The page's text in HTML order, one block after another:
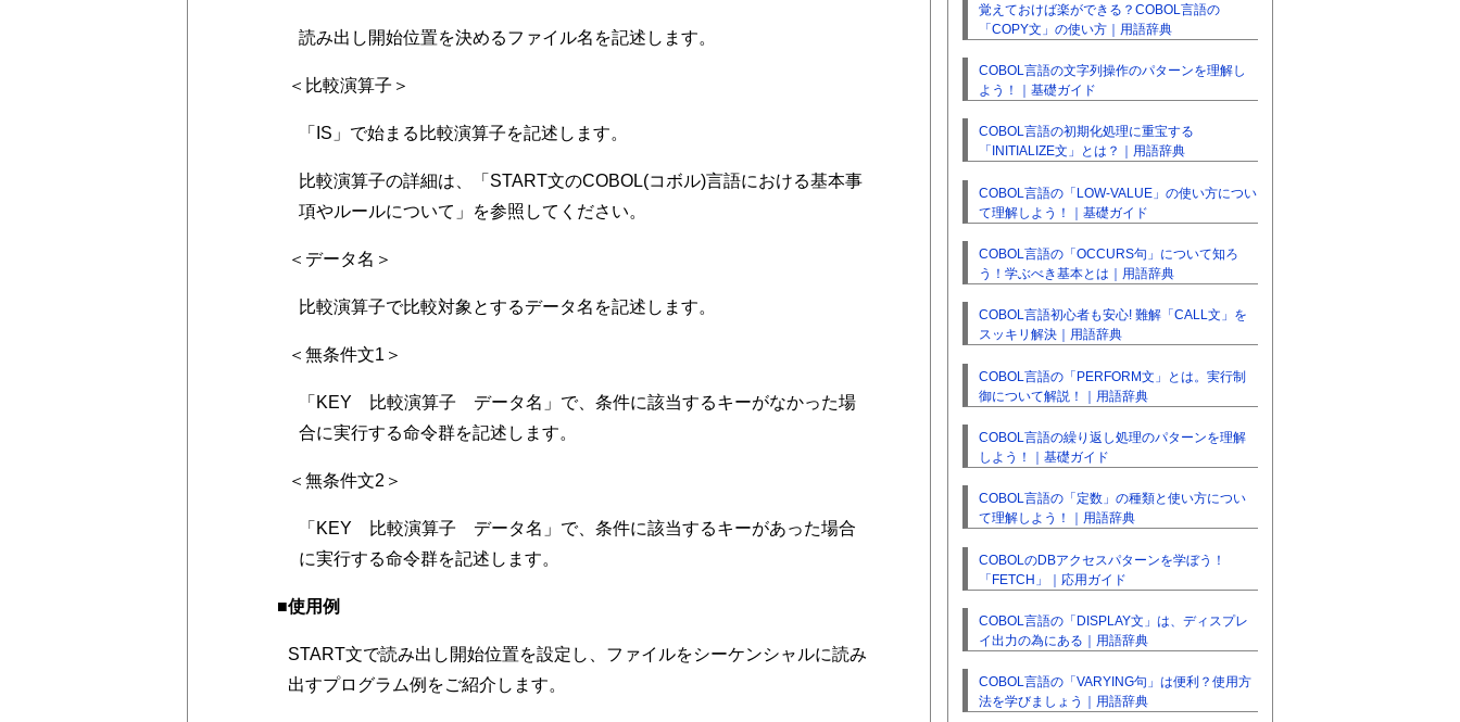
読み出し開始位置を決めるファイル名を記述します。
＜比較演算子＞
「IS」で始まる比較演算子を記述します。
比較演算子の詳細は、「START文のCOBOL(コボル)言語における基本事
項やルールについて」を参照してください。
＜データ名＞
比較演算子で比較対象とするデータ名を記述します。
＜無条件文1＞
「KEY 比較演算子 データ名」で、条件に該当するキーがなかった場
合に実行する命令群を記述します。
＜無条件文2＞
「KEY 比較演算子 データ名」で、条件に該当するキーがあった場合
に実行する命令群を記述します。
■使用例
START文で読み出し開始位置を設定し、ファイルをシーケンシャルに読み
出すプログラム例をご紹介します。
覚えておけば楽ができる？COBOL言語の
「COPY文」の使い方｜用語辞典
COBOL言語の文字列操作のパターンを理解し
よう！｜基礎ガイド
COBOL言語の初期化処理に重宝する
「INITIALIZE文」とは？｜用語辞典
COBOL言語の「LOW-VALUE」の使い方につい
て理解しよう！｜基礎ガイド
COBOL言語の「OCCURS句」について知ろ
う！学ぶべき基本とは｜用語辞典
COBOL言語初心者も安心! 難解「CALL文」を
スッキリ解決｜用語辞典
COBOL言語の「PERFORM文」とは。実行制
御について解説！｜用語辞典
COBOL言語の繰り返し処理のパターンを理解
しよう！｜基礎ガイド
COBOL言語の「定数」の種類と使い方につい
て理解しよう！｜用語辞典
COBOLのDBアクセスパターンを学ぼう！
「FETCH」｜応用ガイド
COBOL言語の「DISPLAY文」は、ディスプレ
イ出力の為にある｜用語辞典
COBOL言語の「VARYING句」は便利？使用方
法を学びましょう｜用語辞典